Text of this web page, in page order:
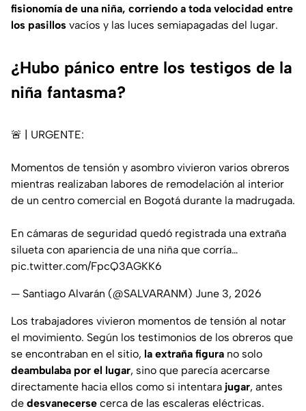
fisionomía de una niña, corriendo a toda velocidad entre
los pasillos vacíos y las luces semiapagadas del lugar.
¿Hubo pánico entre los testigos de la
niña fantasma?
🚨 | URGENTE:
Momentos de tensión y asombro vivieron varios obreros
mientras realizaban labores de remodelación al interior
de un centro comercial en Bogotá durante la madrugada.
En cámaras de seguridad quedó registrada una extraña
silueta con apariencia de una niña que corría…
pic.twitter.com/FpcQ3AGKK6
— Santiago Alvarán (@SALVARANM) June 3, 2026
Los trabajadores vivieron momentos de tensión al notar
el movimiento. Según los testimonios de los obreros que
se encontraban en el sitio, la extraña figura no solo
deambulaba por el lugar, sino que parecía acercarse
directamente hacia ellos como si intentara jugar, antes
de desvanecerse cerca de las escaleras eléctricas.